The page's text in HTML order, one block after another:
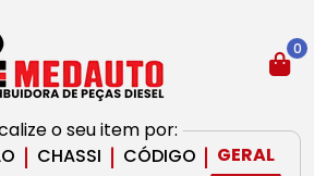
o seu item por:
| CHASSI | CÓDIGO | GERAL
0